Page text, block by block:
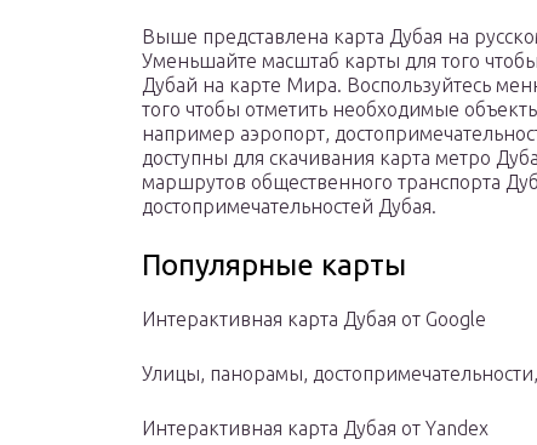
Выше представлена карта Дубая на
Уменьшайте масштаб карты для того
Дубай на карте Мира. Воспользуйтесь
того чтобы отметить необходимые
например аэропорт,
доступны для скачивания карта метро
маршрутов общественного транспорта
достопримечательностей Дубая.
Популярные карты
Интерактивная карта Дубая от Google
Улицы, панорамы,
Интерактивная карта Дубая от Yandex